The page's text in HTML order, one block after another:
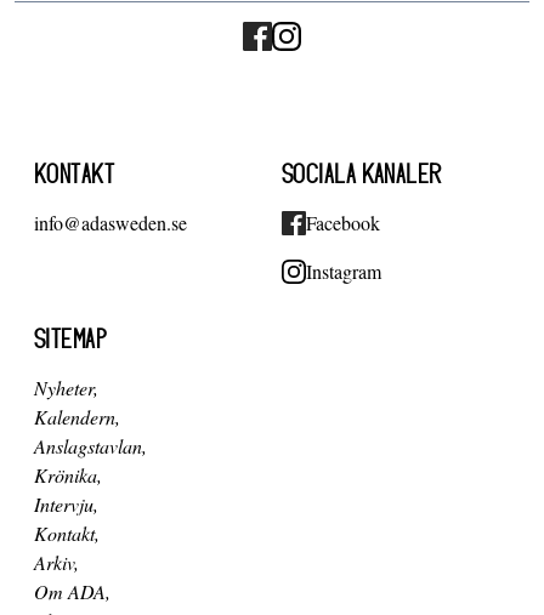
KONTAKT
info@adasweden.se
SOCIALA KANALER
Facebook
Instagram
SITEMAP
Nyheter
Kalendern
Anslagstavlan
Krönika
Intervju
Kontakt
Arkiv
Om ADA